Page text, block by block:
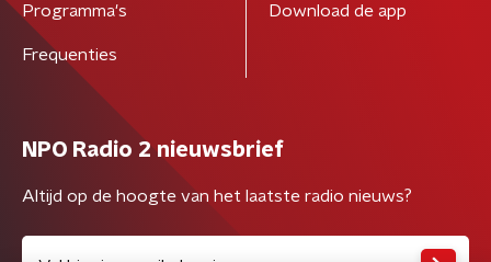
Programma's
Frequenties
Download de app
NPO Radio 2 nieuwsbrief
Altijd op de hoogte van het laatste radio nieuws?